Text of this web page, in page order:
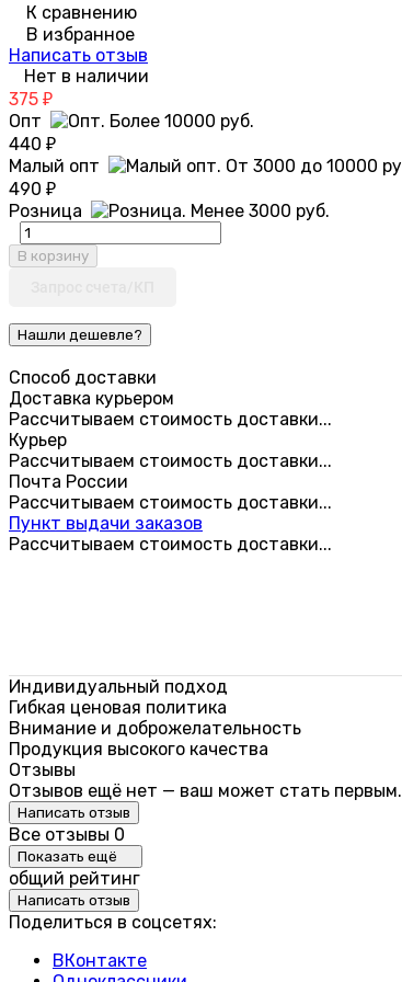
К сравнению
В избранное
Написать отзыв
Нет в наличии
375 ₽
Опт
440 ₽
Малый опт
490 ₽
Розница
В корзину
Способ доставки
Доставка курьером
Рассчитываем стоимость доставки...
Курьер
Рассчитываем стоимость доставки...
Почта России
Рассчитываем стоимость доставки...
Пункт выдачи заказов
Рассчитываем стоимость доставки...
Индивидуальный подход
Гибкая ценовая политика
Внимание и доброжелательность
Продукция высокого качества
Отзывы
Отзывов ещё нет — ваш может стать первым.
Написать отзыв
Все отзывы 0
Показать ещё
общий рейтинг
Написать отзыв
Поделиться в соцсетях:
ВКонтакте